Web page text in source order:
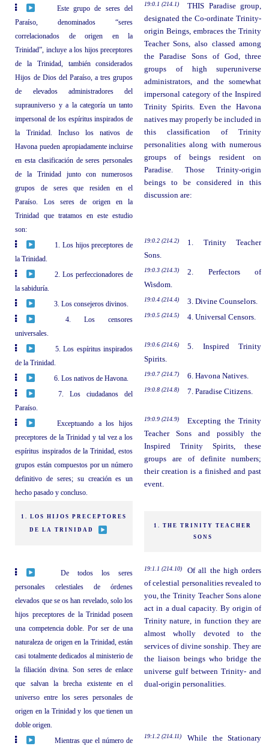
Este grupo de seres del
Paraíso, denominados “seres
correlacionados de origen en la
Trinidad”, incluye a los hijos preceptores
de la Trinidad, también considerados
Hijos de Dios del Paraíso, a tres grupos
de elevados administradores del
suprauniverso y a la categoría un tanto
impersonal de los espíritus inspirados de
la Trinidad. Incluso los nativos de
Havona pueden apropiadamente incluirse
en esta clasificación de seres personales
de la Trinidad junto con numerosos
grupos de seres que residen en el
Paraíso. Los seres de origen en la
Trinidad que tratamos en este estudio
son:
19:0.1 (214.1)
THIS Paradise group,
designated the Co-ordinate Trinity-
origin Beings, embraces the Trinity
Teacher Sons, also classed among
the Paradise Sons of God, three
groups of high superuniverse
administrators, and the somewhat
impersonal category of the Inspired
Trinity Spirits. Even the Havona
natives may properly be included in
this classification of Trinity
personalities along with numerous
groups of beings resident on
Paradise. Those Trinity-origin
beings to be considered in this
discussion are:
1. Los hijos preceptores de
la Trinidad.
19:0.2 (214.2)
1. Trinity Teacher
Sons.
2. Los perfeccionadores de
la sabiduría.
19:0.3 (214.3)
2. Perfectors of
Wisdom.
3. Los consejeros divinos.
19:0.4 (214.4) 3. Divine Counselors.
4. Los censores
universales.
19:0.5 (214.5) 4. Universal Censors.
5. Los espíritus inspirados
de la Trinidad.
19:0.6 (214.6)
5. Inspired Trinity
Spirits.
6. Los nativos de Havona.
19:0.7 (214.7) 6. Havona Natives.
7. Los ciudadanos del
Paraíso.
19:0.8 (214.8) 7. Paradise Citizens.
Exceptuando a los hijos
preceptores de la Trinidad y tal vez a los
espíritus inspirados de la Trinidad, estos
grupos están compuestos por un número
definitivo de seres; su creación es un
hecho pasado y concluso.
19:0.9 (214.9)
Excepting the Trinity
Teacher Sons and possibly the
Inspired Trinity Spirits, these
groups are of definite numbers;
their creation is a finished and past
event.
1. LOS HIJOS PRECEPTORES
DE LA TRINIDAD
1. THE TRINITY TEACHER
SONS
De todos los seres
personales celestiales de órdenes
elevados que se os han revelado, solo los
hijos preceptores de la Trinidad poseen
una competencia doble. Por ser de una
naturaleza de origen en la Trinidad, están
casi totalmente dedicados al ministerio de
la filiación divina. Son seres de enlace
que salvan la brecha existente en el
universo entre los seres personales de
origen en la Trinidad y los que tienen un
doble origen.
19:1.1 (214.10)
Of all the high orders
of celestial personalities revealed to
you, the Trinity Teacher Sons alone
act in a dual capacity. By origin of
Trinity nature, in function they are
almost wholly devoted to the
services of divine sonship. They are
the liaison beings who bridge the
universe gulf between Trinity- and
dual-origin personalities.
Mientras que el número de
19:1.2 (214.11)
While the Stationary